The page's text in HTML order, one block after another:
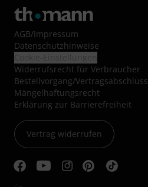
AGB/Impressum
Datenschutzhinweise
Widerrufsrecht für Verbraucher
Bestellvorgang/Vertragsabschluss
Mängelhaftungsrecht
Erklärung zur Barrierefreiheit
Vertrag widerrufen